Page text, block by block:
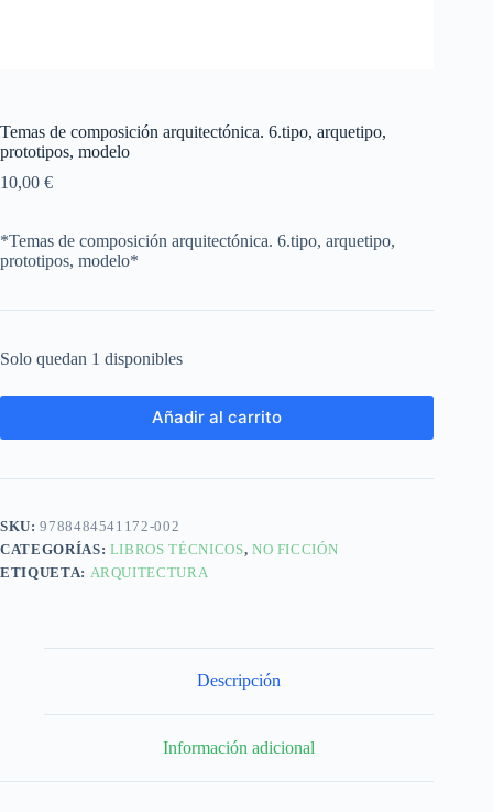
Temas de composición arquitectónica. 6.tipo, arquetipo,
prototipos, modelo
10,00 €
*Temas de composición arquitectónica. 6.tipo, arquetipo,
prototipos, modelo*
Solo quedan 1 disponibles
Añadir al carrito
SKU:9788484541172-002
CATEGORÍAS: LIBROS TÉCNICOS, NO FICCIÓN
ETIQUETA: ARQUITECTURA
Descripción
Información adicional